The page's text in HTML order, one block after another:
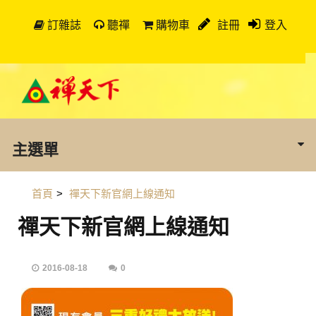
訂雜誌 聽禪 購物車 註冊 登入
主選單
首頁 > 禪天下新官網上線通知
禪天下新官網上線通知
2016-08-18 0